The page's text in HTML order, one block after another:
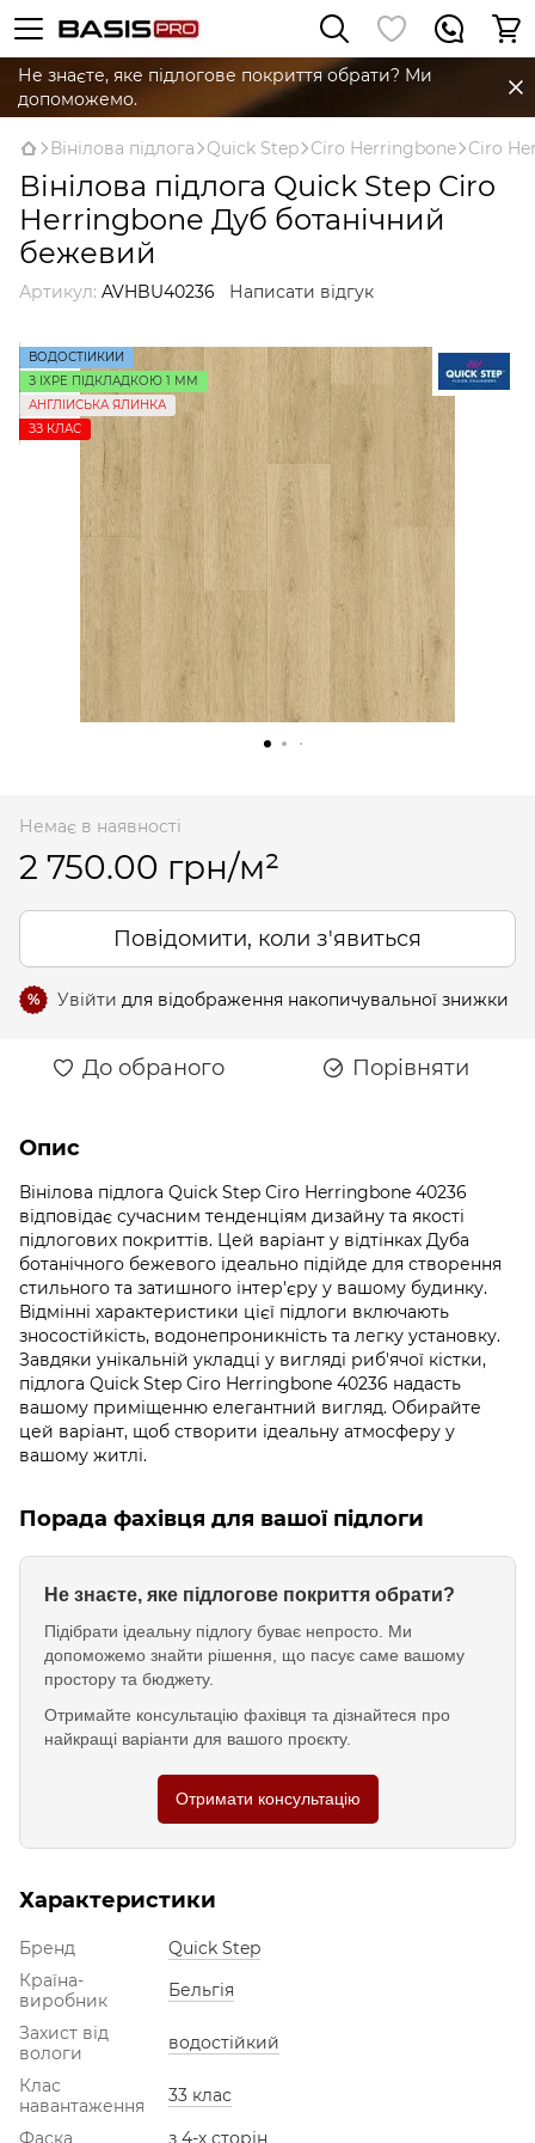
Не знаєте, яке підлогове покриття обрати? Ми
допоможемо.
Вінілова підлога Quick Step Сiro Herringbone Сiro
Вінілова підлога Quick Step Сiro
Herringbone Дуб ботанічний
бежевий
Артикул: AVHBU40236 Написати відгук
ВОДОСТІЙКИЙ
З IXPE ПІДКЛАДКОЮ 1 ММ
АНГЛІЙСЬКА ЯЛИНКА
ЗЗ КЛАС
Немає в наявності
2 750.00 грн/м²
Повідомити, коли з'явиться
% Увійти для відображення накопичувальної знижки
До обраного Порівняти
Опис
Вінілова підлога Quick Step Сiro Herringbone 40236
відповідає сучасним тенденціям дизайну та якості
підлогових покриттів. Цей варіант у відтінках Дуба
ботанічного бежевого ідеально підійде для створення
стильного та затишного інтер'єру у вашому будинку.
Відмінні характеристики цієї підлоги включають
зносостійкість, водонепроникність та легку установку.
Завдяки унікальній укладці у вигляді риб'ячої кістки,
підлога Quick Step Сiro Herringbone 40236 надасть
вашому приміщенню елегантний вигляд. Обирайте
цей варіант, щоб створити ідеальну атмосферу у
вашому житлі.
Порада фахівця для вашої підлоги
Не знаєте, яке підлогове покриття обрати?
Підібрати ідеальну підлогу буває непросто. Ми
допоможемо знайти рішення, що пасує саме вашому
простору та бюджету.
Отримайте консультацію фахівця та дізнайтеся про
найкращі варіанти для вашого проєкту.
Отримати консультацію
Характеристики
Бренд
Quick Step
Країна-
виробник
Бельгія
Захист від
вологи
водостійкий
Клас
навантаження
33 клас
Фаска
з 4-х сторін